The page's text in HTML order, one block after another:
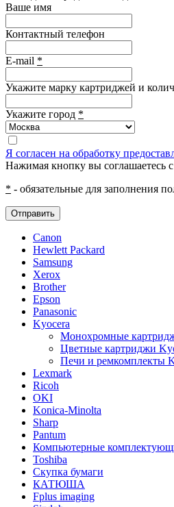
Ваше имя
Контактный телефон
E-mail *
Укажите марку картриджей и
Укажите город *
Я согласен на обработку
Нажимая кнопку вы соглашаетесь
* - обязательные для заполнения
Отправить
Canon
Hewlett Packard
Samsung
Xerox
Brother
Epson
Panasonic
Kyocera
Монохромные
Цветные картриджи
Печи и ремкомплекты
Lexmark
Ricoh
OKI
Konica-Minolta
Sharp
Pantum
Компьютерные
Toshiba
Скупка бумаги
КАТЮША
Fplus imaging